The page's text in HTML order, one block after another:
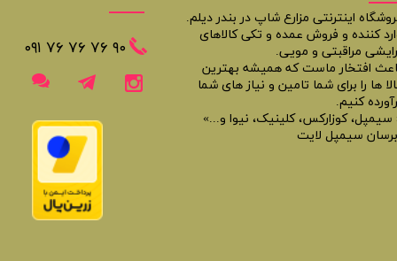
اینترنتی مزارع شاپ در بندر دیلم.
کننده و فروش عمده و تکی کالاهای
مراقبتی و مویی.
افتخار ماست که همیشه بهترین
ها را برای شما تامین و نیاز های شما
کنیم.
سیمپل، کوزارکس، کلینیک، نیوا و...»
سیمپل لایت
​​٩٠ ٧۶ ٧۶ ٧۶ ٠٩١